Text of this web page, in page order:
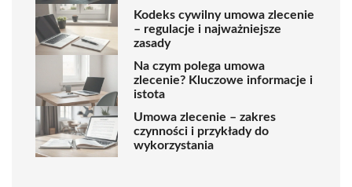
Kodeks cywilny umowa zlecenie
– regulacje i najważniejsze
zasady
Na czym polega umowa
zlecenie? Kluczowe informacje i
istota
Umowa zlecenie – zakres
czynności i przykłady do
wykorzystania